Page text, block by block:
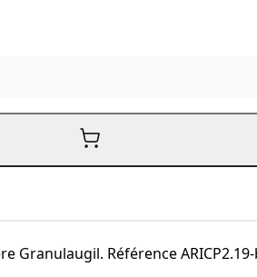
Granulaugil. Référence